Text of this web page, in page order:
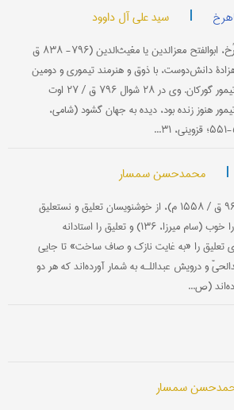
| سید علی آل داوود
اِبْراهیمْ سُلْطانِ بْنِ شاهْرُخ، ابوالفتح معزالدین یا مغیث‌الدین (۷۹۶- ۸۳۸ ق
م)، شاهزادۀ دانش‌دوست، با ذوق و هنرمند تیموری و دومین
پسر شاهرخ فرزند امیر تیمور گوركان. وی در ۲۸ شوال ۷۹۶ ق / ۲۷ اوت
تیمور هنوز زنده بود، دیده به جهان گشود (شامی‌،
| محمدحسن سمسار
اِبْراهیمِ اِسْتِرابادی (د ۹۶۵ ق / ۱۵۵۸ م)، از خوشنویسان تعلیق و نستعلیق
ایران. ابراهیم نستعلیق را خوب (سام میرزا، ۱۳۶) و تعلیق را استادانه
را «به غایت نازک و صاف ساخت» تا جایی
و درویش عبداللـه به شمار آورده‌اند که هر دو
(ص...
سمسار